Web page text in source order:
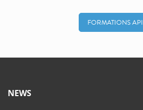
FORMATIONS API
NEWS